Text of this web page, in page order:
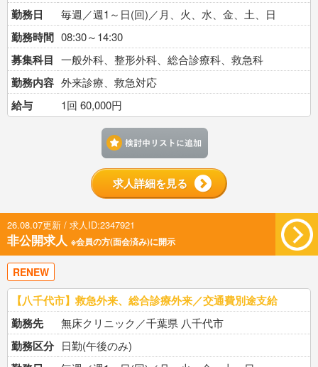
勤務日 毎週／週1～日(回)／月、火、水、金、土、日
勤務時間 08:30～14:30
募集科目 一般外科、整形外科、総合診療科、救急科
勤務内容 外来診療、救急対応
給与 1回 60,000円
求人詳細を見る
26.08.07更新 / 求人ID:2347921
非公開求人 ※会員の方(面会済み)に開示
RENEW
【八千代市】救急外来、総合診療外来／交通費別途支給
勤務先
無床クリニック／千葉県 八千代市
勤務区分 日勤(午後のみ)